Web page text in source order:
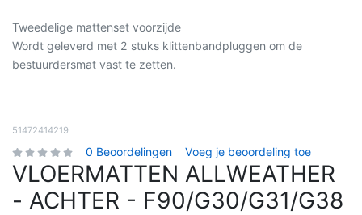
Tweedelige mattenset voorzijde
Wordt geleverd met 2 stuks klittenbandpluggen om de
bestuurdersmat vast te zetten.
51472414219
0 Beoordelingen Voeg je beoordeling toe
VLOERMATTEN ALLWEATHER
- ACHTER - F90/G30/G31/G38